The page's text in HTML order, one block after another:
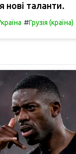
нові таланти.
#Грузія (країна)